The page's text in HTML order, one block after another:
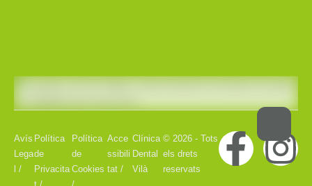
Avís
Lega
l /
Política
de
Privacita
Política
de
Cookies
Acce
ssibili
tat /
Clínica
Dental
Vilà
© 2026 - Tots
els drets
reservats